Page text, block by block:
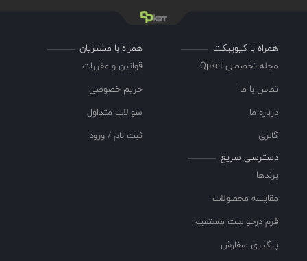
همراه با کیوپیکت
مجله تخصصی Qpket
تماس با ما
درباره ما
گالری
همراه با مشتریان
قوانین و مقررات
حریم خصوصی
سوالات متداول
ثبت نام / ورود
دسترسی سریع
برندها
مقایسه محصولات
فرم درخواست مستقیم
پیگیری سفارش